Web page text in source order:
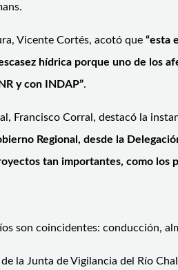
Vicente Cortés, acotó que “esta
hídrica porque uno de los
y con INDAP”.
Francisco Corral, destacó la
Regional, desde la
tan importantes, como los
son coincidentes: conducción,
la Junta de Vigilancia del Río